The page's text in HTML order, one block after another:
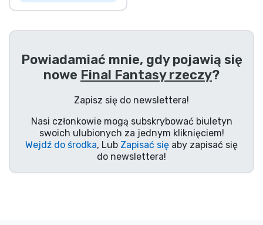
Powiadamiać mnie, gdy pojawią się
nowe Final Fantasy rzeczy?
Zapisz się do newslettera!
Nasi członkowie mogą subskrybować biuletyn
swoich ulubionych za jednym kliknięciem!
Wejdź do środka, Lub Zapisać się aby zapisać się
do newslettera!
Rzeczy muzyczne
Marki